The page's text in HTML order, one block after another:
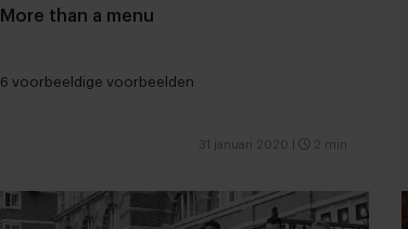
More than a menu
6 voorbeeldige voorbeelden
31 januari 2020 2 min